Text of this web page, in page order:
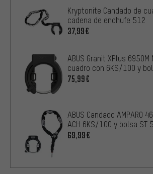
Kryptonite Candado de
cadena de enchufe 512
37,99€
ABUS Granit XPlus 6950M
cuadro con 6KS/100 y
75,99€
ABUS Candado AMPARO
ACH 6KS/100 y bolsa ST
69,99€